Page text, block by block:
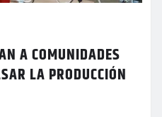
A COMUNIDADES
LA PRODUCCIÓN